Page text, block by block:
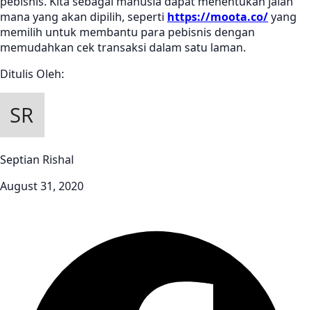
mana yang akan dipilih, seperti https://moota.co/yang
memilih untuk membantu para pebisnis dengan
memudahkan cek transaksi dalam satu laman.
Ditulis Oleh:
Septian Rishal
August 31, 2020